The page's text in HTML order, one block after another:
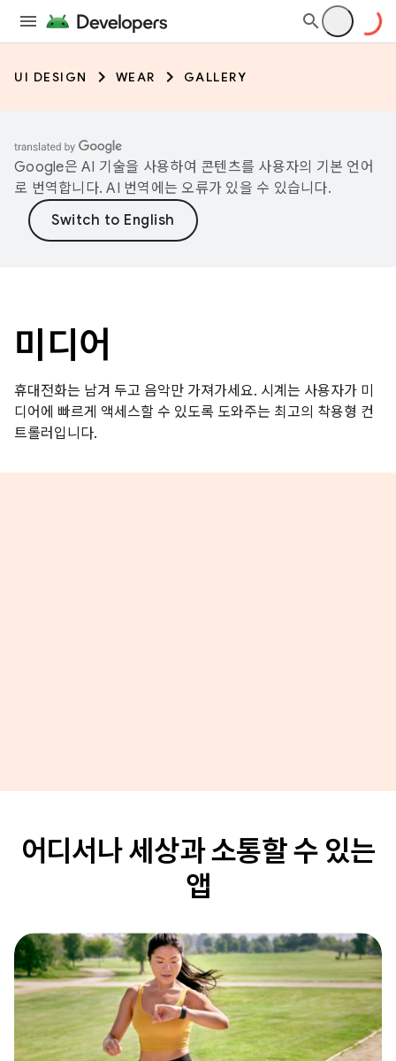
UI DESIGN WEAR GALLERY
Google은 AI 기술을 사용하여 콘텐츠를 사용자의 기본 언어
로 번역합니다. AI 번역에는 오류가 있을 수 있습니다.
미디어
휴대전화는 남겨 두고 음악만 가져가세요. 시계는 사용자가 미
디어에 빠르게 액세스할 수 있도록 도와주는 최고의 착용형 컨
트롤러입니다.
어디서나 세상과 소통할 수 있는
앱